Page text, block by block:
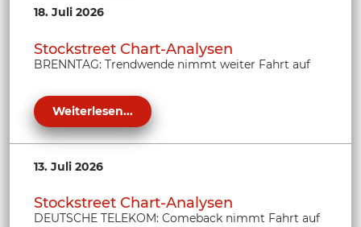
18. Juli 2026
Stockstreet Chart-Analysen
BRENNTAG: Trendwende nimmt weiter Fahrt auf
Weiterlesen...
13. Juli 2026
Stockstreet Chart-Analysen
DEUTSCHE TELEKOM: Comeback nimmt Fahrt auf